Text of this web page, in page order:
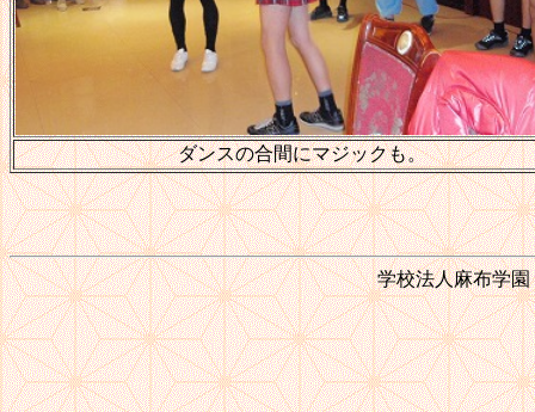
ダンスの合間にマジックも。
学校法人麻布学園